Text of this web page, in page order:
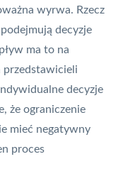
wyrwa. Rzecz
podejmują decyzje
ma to na
przedstawicieli
decyzje
że ograniczenie
mieć negatywny
proces